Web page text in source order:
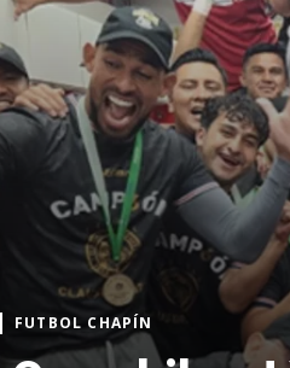
FUTBOL CHAPÍN